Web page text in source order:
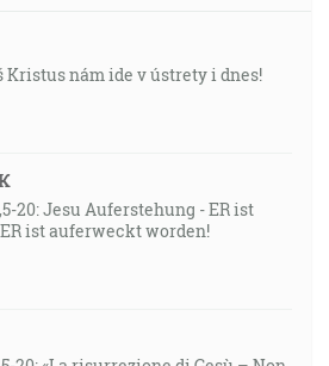
Kristus nám ide v ústrety i dnes!
20: Jesu Auferstehung - ER ist
ist auferweckt worden!